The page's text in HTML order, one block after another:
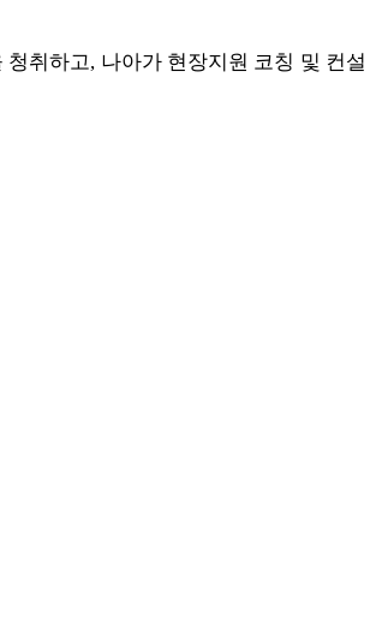
취하고, 나아가 현장지원 코칭 및 컨설